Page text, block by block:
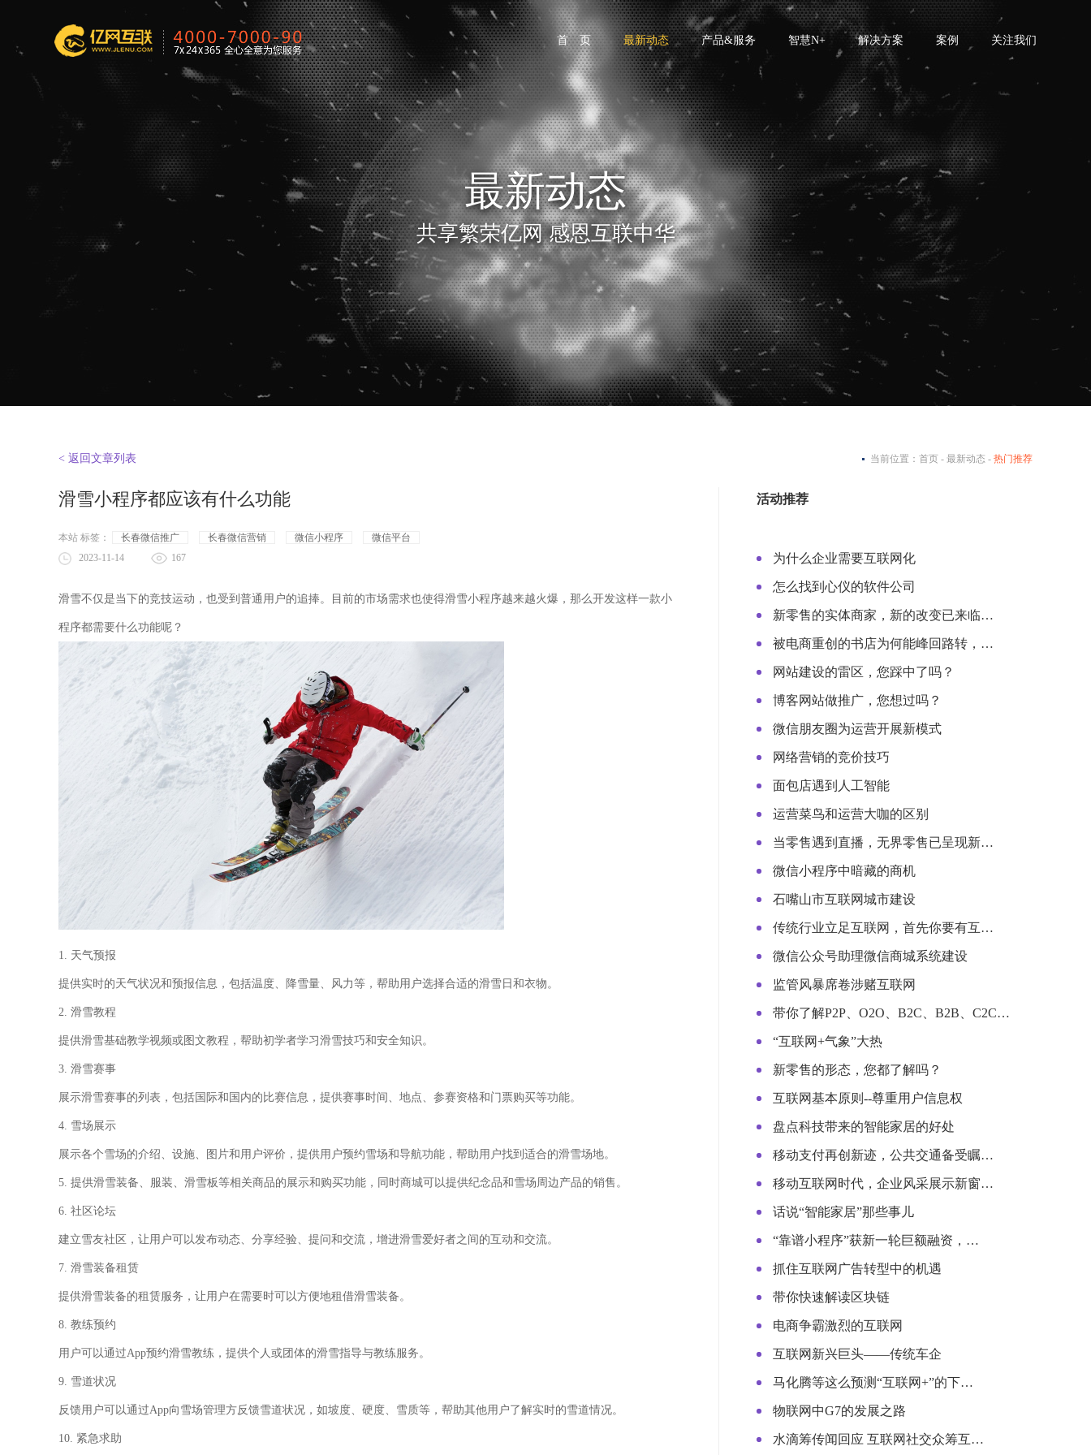
首 页 最新动态 产品&服务 智慧N+ 解决方案 案例 关注我们
最新动态
共享繁荣亿网 感恩互联中华
< 返回文章列表 当前位置： 首页 - 最新动态 - 热门推荐
滑雪小程序都应该有什么功能
本站 标签： 长春微信推广 长春微信营销 微信小程序
微信平台
2023-11-14
167
滑雪不仅是当下的竞技运动，也受到普通用户的追捧。目前的市场需求也使得滑雪小程序越来越火爆 ，那么开发这样一款小
程序都需要什么功能呢？
1. 天气预报
提供实时的天气状况和预报信息，包括温度、降雪量、风力等，帮助用户选择合适的滑雪日和衣物。
2. 滑雪教程
提供滑雪基础教学视频或图文教程，帮助初学者学习滑雪技巧和安全知识。
3. 滑雪赛事
展示滑雪赛事的列表，包括国际和国内的比赛信息，提供赛事时间、地点、参赛资格和门票购买等功能。
4. 雪场展示
展示各个雪场的介绍、设施、图片和用户评价，提供用户预约雪场和导航功能，帮助用户找到适合的滑雪场地。
5. 提供滑雪装备、服装、滑雪板等相关商品的展示和购买功能，同时商城可以提供纪念品和雪场周边产品的销售。
6. 社区论坛
建立雪友社区，让用户可以发布动态、分享经验、提问和交流，增进滑雪爱好者之间的互动和交流。
7. 滑雪装备租赁
提供滑雪装备的租赁服务，让用户在需要时可以方便地租借滑雪装备。
8. 教练预约
用户可以通过App预约滑雪教练，提供个人或团体的滑雪指导与教练服务。
9. 雪道状况
反馈用户可以通过App向雪场管理方反馈雪道状况，如坡度、硬度、雪质等，帮助其他用户了解实时的雪道情况。
10. 紧急求助
活动推荐
为什么企业需要互联网化
怎么找到心仪的软件公司
新零售的实体商家，新的改变已来临…
被电商重创的书店为何能峰回路转，…
网站建设的雷区，您踩中了吗？
博客网站做推广，您想过吗？
微信朋友圈为运营开展新模式
网络营销的竞价技巧
面包店遇到人工智能
运营菜鸟和运营大咖的区别
当零售遇到直播，无界零售已呈现新…
微信小程序中暗藏的商机
石嘴山市互联网城市建设
传统行业立足互联网，首先你要有互…
微信公众号助理微信商城系统建设
监管风暴席卷涉赌互联网
带你了解P2P、O2O、B2C、B2B、C2C…
“互联网+气象”大热
新零售的形态，您都了解吗？
互联网基本原则--尊重用户信息权
盘点科技带来的智能家居的好处
移动支付再创新迹，公共交通备受瞩…
移动互联网时代，企业风采展示新窗…
话说“智能家居”那些事儿
“靠谱小程序”获新一轮巨额融资，…
抓住互联网广告转型中的机遇
带你快速解读区块链
电商争霸激烈的互联网
互联网新兴巨头——传统车企
马化腾等这么预测“互联网+”的下…
物联网中G7的发展之路
水滴筹传闻回应 互联网社交众筹互…